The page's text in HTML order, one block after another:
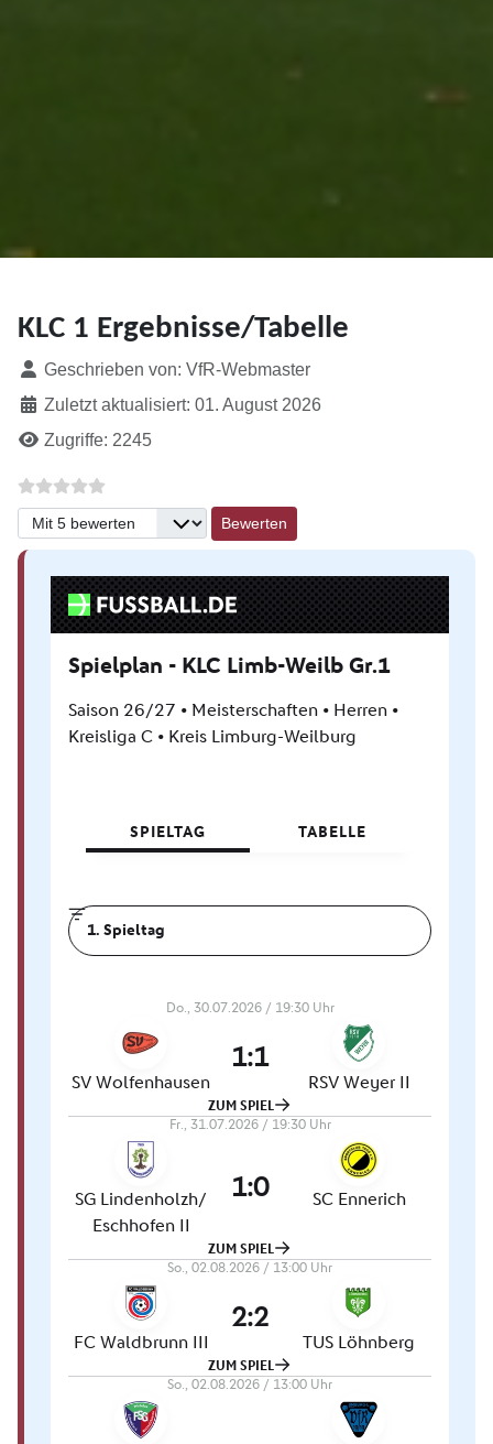
KLC 1 Ergebnisse/Tabelle
Details
Geschrieben von: VfR-Webmaster
Zuletzt aktualisiert: 01. August 2026
Zugriffe: 2245
Bitte bewerten